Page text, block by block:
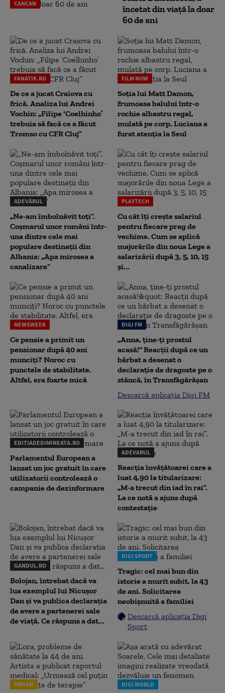
CANCAN
încetat din viață la doar
60 de ani
FANATIK.RO
De ce a jucat Craiova cu
frică. Analiza lui Andrei
Vochin: „Filipe ‘Coelhinho’
trebuia să facă ce a făcut
Tromso cu CFR Cluj”
FILM NOW
Soția lui Matt Damon,
frumoasa balului într-o
rochie albastru regal,
mulată pe corp. Luciana a
furat atenția la Seul
ADEVĂRUL
„Ne-am îmbolnăvit toți”.
Coșmarul unor români într-
una dintre cele mai
populare destinații din
Albania: „Apa mirosea a
canalizare”
PLAYTECH
Cu cât îți crește salariul
pentru fiecare prag de
vechime. Cum se aplică
majorările din noua Lege a
salarizării după 3, 5, 10, 15
și...
NEWSWEEK
Ce pensie a primit un
pensionar după 40 ani
munciți? Noroc cu
punctele de stabilitate.
Altfel, era foarte mică
DIGI FM
„Anna, ţine-ţi prostul
acasă!" Reacţii după ce un
bărbat a desenat o
declaraţie de dragoste pe o
stâncă, în Transfăgărăşan
Descarcă aplicația Digi FM
EDITIADEDIMINEATA.RO
Parlamentul European a
lansat un joc gratuit în care
utilizatorii controlează o
campanie de dezinformare
ADEVARUL
Reacția învățătoarei care a
luat 4,90 la titularizare:
„M-a trecut din iad în rai”.
La ce notă a ajuns după
contestație
GANDUL.RO
Bolojan, întrebat dacă va
lua exemplul lui Nicușor
Dan și va publica declarația
de avere a partenerei sale
de viață. Ce răspuns a dat...
DIGI SPORT
Tragic: cel mai bun din
istorie a murit subit, la 43
de ani. Solicitarea
neobișnuită a familiei
Descarcă aplicația Digi
Sport
PRO FM DIGI WORLD